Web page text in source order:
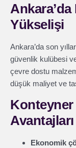
Yükselişi
Ankara’da son
güvenlik kulübesi
çevre dostu
düşük maliyet ve
Konteyner
Avantajları
Ekonomik